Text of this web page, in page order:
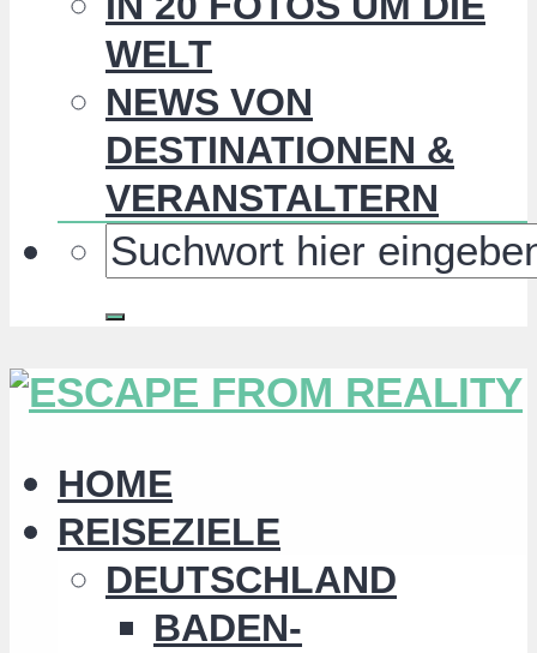
WELT
NEWS VON
DESTINATIONEN &
VERANSTALTERN
HOME
REISEZIELE
DEUTSCHLAND
BADEN-